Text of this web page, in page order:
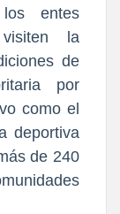
entes
la
de
por
como el
deportiva
de 240